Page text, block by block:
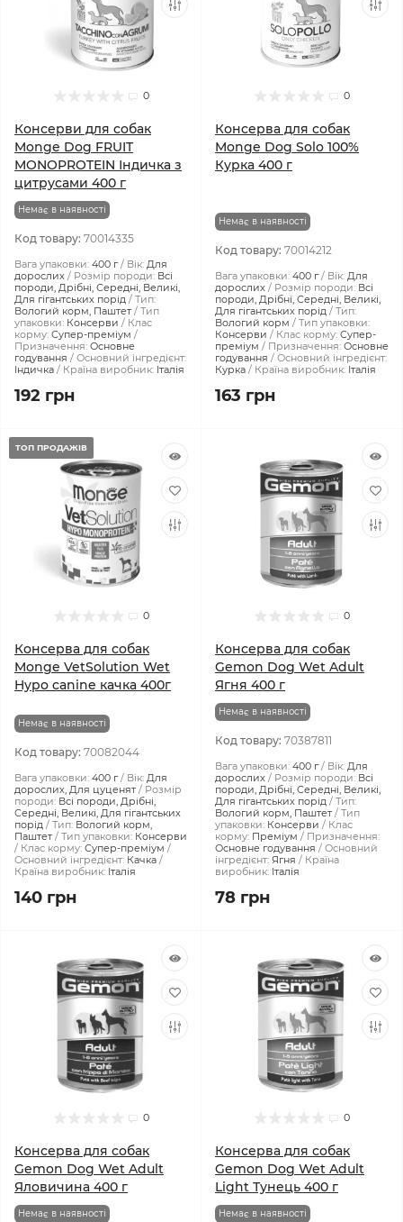
0
Консерви для собак
Monge Dog FRUIT
MONOPROTEIN Індичка з
цитрусами 400 г
Немає в наявності
Код товару: 70014335
Вага упаковки: 400 г Вік: Для
дорослих
Розмір породи: Всі
породи, Дрібні, Середні, Великі,
Для гігантських порід
Тип:
Вологий корм, Паштет
Тип
упаковки: Консерви
Клас
корму: Супер-преміум
Призначення: Основне
годування
Основний інгредієнт:
Індичка
Країна виробник: Італія
192 грн
0
Консерва для собак
Monge Dog Solo 100%
Курка 400 г
Немає в наявності
Код товару: 70014212
Вага упаковки: 400 г Вік: Для
дорослих
Розмір породи: Всі
породи, Дрібні, Середні, Великі,
Для гігантських порід
Тип:
Вологий корм
Тип упаковки:
Консерви
Клас корму: Супер-
преміум
Призначення: Основне
годування
Основний інгредієнт:
Курка
Країна виробник: Італія
163 грн
ТОП ПРОДАЖІВ
0
Консерва для собак
Monge VetSolution Wet
Hypo canine качка 400г
Немає в наявності
Код товару: 70082044
Вага упаковки: 400 г Вік: Для
дорослих, Для цуценят
Розмір
породи: Всі породи, Дрібні,
Середні, Великі, Для гігантських
порід
Тип: Вологий корм,
Паштет
Тип упаковки: Консерви
Клас корму: Супер-преміум
Основний інгредієнт: Качка
Країна виробник: Італія
140 грн
0
Консерва для собак
Gemon Dog Wet Adult
Ягня 400 г
Немає в наявності
Код товару: 70387811
Вага упаковки: 400 г Вік: Для
дорослих
Розмір породи: Всі
породи, Дрібні, Середні, Великі,
Для гігантських порід
Тип:
Вологий корм, Паштет
Тип
упаковки: Консерви
Клас
корму: Преміум
Призначення:
Основне годування
Основний
інгредієнт: Ягня
Країна
виробник: Італія
78 грн
0
Консерва для собак
Gemon Dog Wet Adult
Яловичина 400 г
Немає в наявності
0
Консерва для собак
Gemon Dog Wet Adult
Light Тунeць 400 г
Немає в наявності